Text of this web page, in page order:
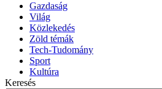
Gazdaság
Világ
Közlekedés
Zöld témák
Tech-Tudomány
Sport
Kultúra
Keresés